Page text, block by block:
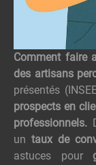
Comment faire
des artisans
présentés
prospects en
professionnels.
un taux de
astuces pour